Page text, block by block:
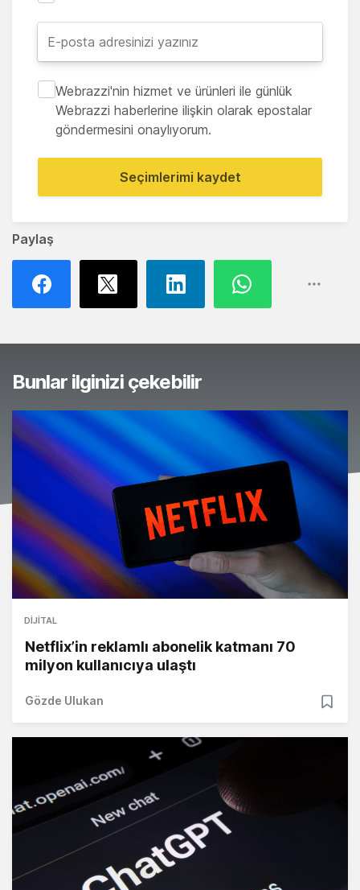
Paylaş
Webrazzi'nin hizmet ve ürünleri ile günlük
Webrazzi haberlerine ilişkin olarak epostalar
göndermesini onaylıyorum.
Seçimlerimi kaydet
Bunlar ilginizi çekebilir
DIJITAL
Netflix’in reklamlı abonelik katmanı 70
milyon kullanıcıya ulaştı
Gözde Ulukan